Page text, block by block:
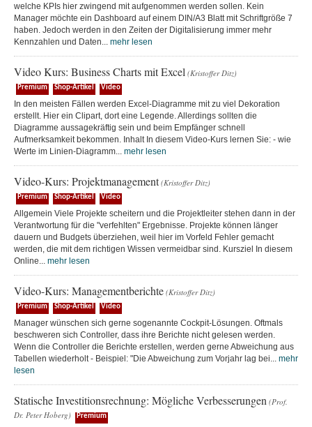
welche KPIs hier zwingend mit aufgenommen werden sollen. Kein
Manager möchte ein Dashboard auf einem DIN/A3 Blatt mit Schriftgröße 7
haben. Jedoch werden in den Zeiten der Digitalisierung immer mehr
Kennzahlen und Daten... mehr lesen
Video Kurs: Business Charts mit Excel (Kristoffer Ditz)
Premium Shop-Artikel Video
In den meisten Fällen werden Excel-Diagramme mit zu viel Dekoration
erstellt. Hier ein Clipart, dort eine Legende. Allerdings sollten die
Diagramme aussagekräftig sein und beim Empfänger schnell
Aufmerksamkeit bekommen. Inhalt In diesem Video-Kurs lernen Sie: - wie
Werte im Linien-Diagramm... mehr lesen
Video-Kurs: Projektmanagement (Kristoffer Ditz)
Premium Shop-Artikel Video
Allgemein Viele Projekte scheitern und die Projektleiter stehen dann in der
Verantwortung für die "verfehlten" Ergebnisse. Projekte können länger
dauern und Budgets überziehen, weil hier im Vorfeld Fehler gemacht
werden, die mit dem richtigen Wissen vermeidbar sind. Kursziel In diesem
Online... mehr lesen
Video-Kurs: Managementberichte (Kristoffer Ditz)
Premium Shop-Artikel Video
Manager wünschen sich gerne sogenannte Cockpit-Lösungen. Oftmals
beschweren sich Controller, dass ihre Berichte nicht gelesen werden.
Wenn die Controller die Berichte erstellen, werden gerne Abweichung aus
Tabellen wiederholt - Beispiel: "Die Abweichung zum Vorjahr lag bei... mehr
lesen
Statische Investitionsrechnung: Mögliche Verbesserungen (Prof.
Dr. Peter Hoberg)
Premium